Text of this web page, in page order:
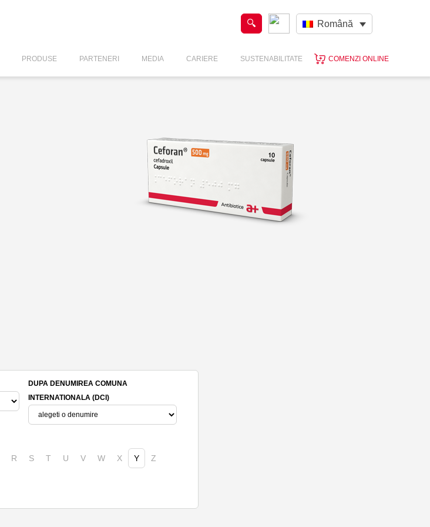
Română
PRODUSE PARTENERI MEDIA CARIERE SUSTENABILITATE COMENZI ONLINE
DUPA DENUMIREA COMUNA
INTERNATIONALA (DCI)
R S T U V W X Y Z